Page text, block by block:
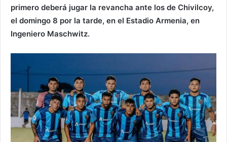
primero deberá jugar la revancha ante los de Chivilcoy,
el domingo 8 por la tarde, en el Estadio Armenia, en
Ingeniero Maschwitz.